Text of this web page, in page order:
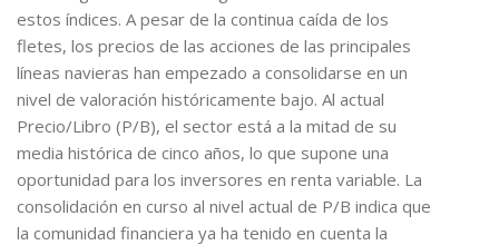
estos índices. A pesar de la continua caída de los
fletes, los precios de las acciones de las principales
líneas navieras han empezado a consolidarse en un
nivel de valoración históricamente bajo. Al actual
Precio/Libro (P/B), el sector está a la mitad de su
media histórica de cinco años, lo que supone una
oportunidad para los inversores en renta variable. La
consolidación en curso al nivel actual de P/B indica que
la comunidad financiera ya ha tenido en cuenta la